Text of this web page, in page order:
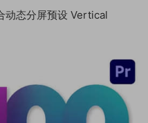
动态分屏预设 Vertical